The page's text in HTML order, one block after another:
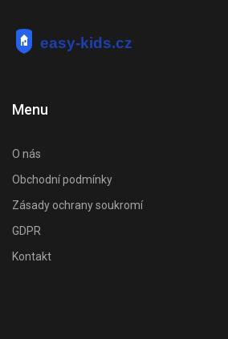
Menu
O nás
Obchodní podmínky
Zásady ochrany soukromí
GDPR
Kontakt